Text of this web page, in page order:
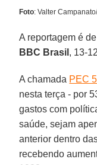
Foto: Valter
A reportagem é de
BBC Brasil , 13-
A chamada PEC
nesta terça - por
gastos com
saúde, sejam
anterior dentro
recebendo